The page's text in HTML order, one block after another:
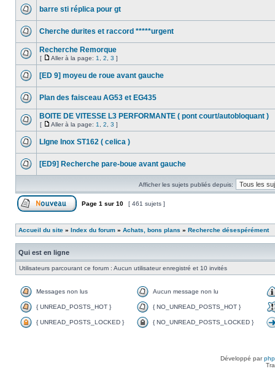
barre sti réplica pour gt
Cherche durites et raccord *****urgent
Recherche Remorque
[ Aller à la page: 1 2 3 ]
[ED 9] moyeu de roue avant gauche
Plan des faisceau AG53 et EG435
BOITE DE VITESSE L3 PERFORMANTE ( pont court/autobloquant )
[ Aller à la page: 1 2 3 ]
LIgne Inox ST162 ( celica )
[ED9] Recherche pare-boue avant gauche
Afficher les sujets publiés depuis:
Page 1 sur 10 [ 461 sujets ]
Accueil du site » Index du forum » Achats, bons plans » Recherche désespérément
Qui est en ligne
Utilisateurs parcourant ce forum : Aucun utilisateur enregistré et 10 invités
Messages non lus Aucun message non lu
{ UNREAD_POSTS_HOT } { NO_UNREAD_POSTS_HOT }
{ UNREAD_POSTS_LOCKED } { NO_UNREAD_POSTS_LOCKED }
Développé par